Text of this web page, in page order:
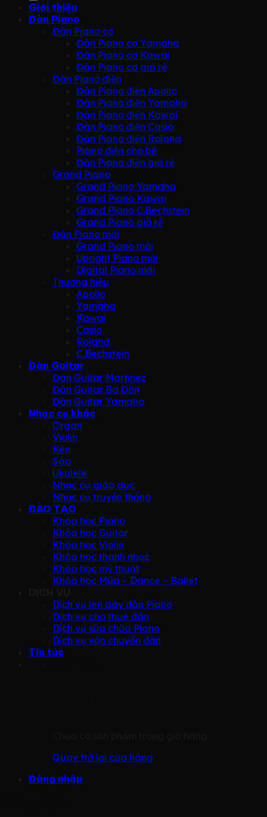
Giới thiệu
Đàn Piano
Đàn Piano cơ
Đàn Piano cơ Yamaha
Đàn Piano cơ Kawai
Đàn Piano cơ giá rẻ
Đàn Piano điện
Đàn Piano điện Apollo
Đàn Piano điện Yamaha
Đàn Piano điện Kawai
Đàn Piano điện Casio
Đàn Piano điện Roland
Piano điện cho bé
Đàn Piano điện giá rẻ
Grand Piano
Grand Piano Yamaha
Grand Piano Kawai
Grand Piano C.Bechstein
Grand Piano giá rẻ
Đàn Piano mới
Grand Piano mới
Upright Piano mới
Digital Piano mới
Thương hiệu
Apollo
Yamaha
Kawai
Casio
Roland
C.Bechstein
Đàn Guitar
Đàn Guitar Martinez
Đàn Guitar Ba Đờn
Đàn Guitar Yamaha
Nhạc cụ khác
Organ
Violin
Kèn
Sáo
Ukulele
Nhạc cụ giáo dục
Nhạc cụ truyền thống
ĐÀO TẠO
Khóa học Piano
Khóa học Guitar
Khóa học Violin
Khóa học thanh nhạc
Khóa học mỹ thuật
Khóa học Múa – Dance – Ballet
Dịch vụ lên dây đàn Piano
Dịch vụ cho thuê đàn
Dịch vụ sửa chữa Piano
Dịch vụ vận chuyển đàn
Tin tức
Quay trở lại cửa hàng
Đăng nhập